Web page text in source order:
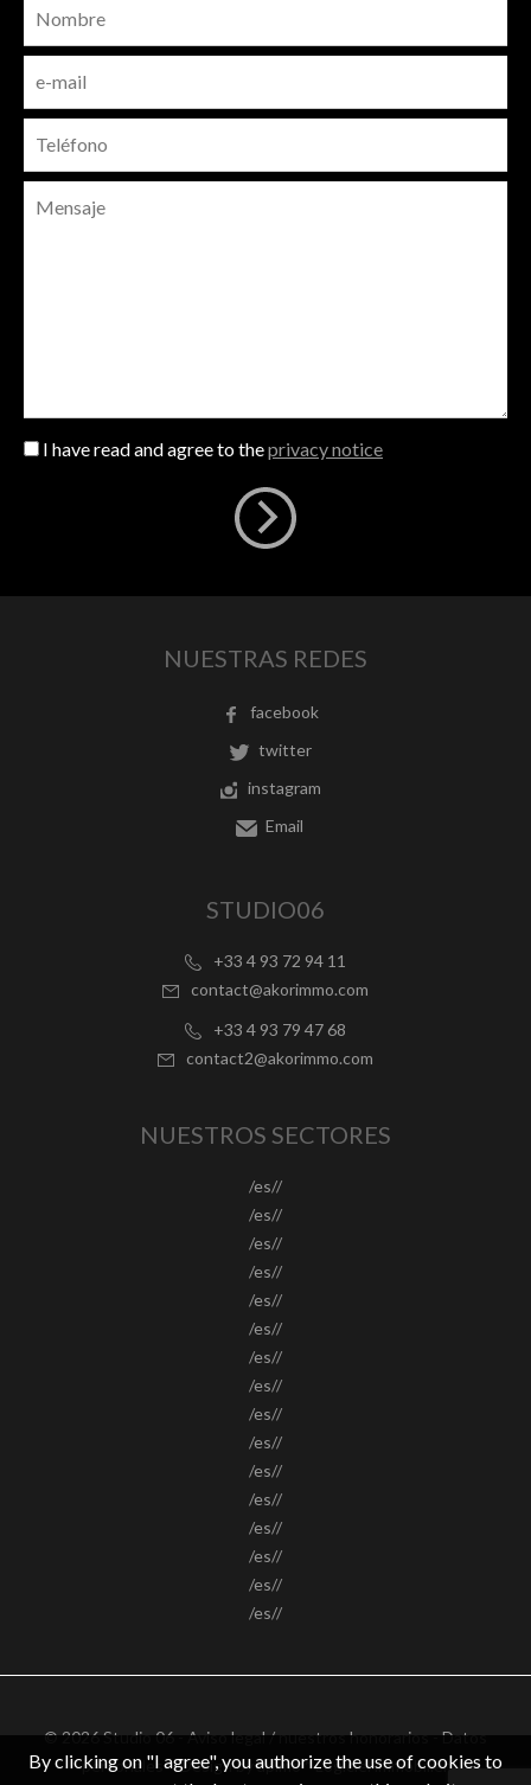
I have read and agree to theprivacy notice
NUESTRAS REDES
facebook
twitter
instagram
Email
STUDIO06
+33 4 93 72 94 11
contact@akorimmo.com
+33 4 93 79 47 68
contact2@akorimmo.com
NUESTROS SECTORES
/es//
/es//
/es//
/es//
/es//
/es//
/es//
/es//
/es//
/es//
/es//
/es//
/es//
/es//
/es//
/es//
© 2026 Studio 06 -Aviso legal / nuestros honorarios-Datos
personales – Design byapimo™ Logiciel immobilier
By clicking on "I agree", you authorize the use of cookies to